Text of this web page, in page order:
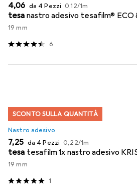
EUR
4,06 da 4 Pezzi EUR
0,12/1m
tesa nastro adesivo tesafilm® ECO
19 mm
6
SCONTO SULLA QUANTITÀ
Nastro adesivo
EUR
7,25 da 4 Pezzi EUR
0,22/1m
tesa tesafilm 1x nastro adesivo
19 mm
1